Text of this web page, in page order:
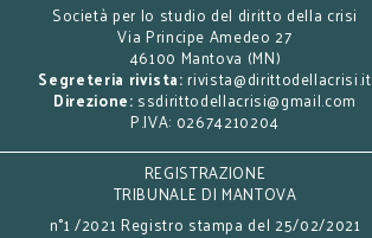
Società per lo studio del diritto della crisi
Via Principe Amedeo 27
46100 Mantova (MN)
Segreteria rivista: rivista@dirittodellacrisi.it
Direzione: ssdirittodellacrisi@gmail.com
P.IVA: 02674210204
REGISTRAZIONE
TRIBUNALE DI MANTOVA
n°1 /2021 Registro stampa del 25/02/2021